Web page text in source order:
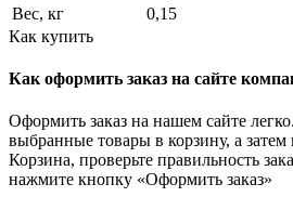
Вес, кг
0,15
Как купить
Как оформить заказ на сайте
Оформить заказ на нашем сайте
выбранные товары в корзину, а затем
Корзина, проверьте правильность
нажмите кнопку «Оформить заказ»